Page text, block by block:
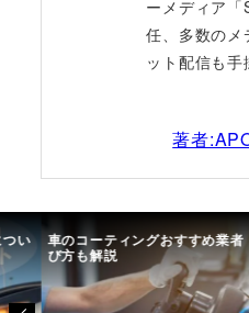
ーメディア
任、多数のメ
ット配信も手
著者
い 車のコーティングおすすめ業
び方も解説